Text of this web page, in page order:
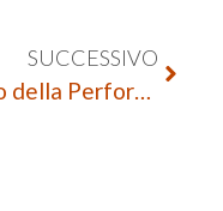
SUCCESSIVO
Ciclo della Performance PA: rendilo efficace con dati sicuri e affidabili